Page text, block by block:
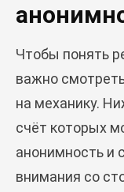
Чтобы понять
важно
на механику.
счёт которых
анонимность и
внимания со